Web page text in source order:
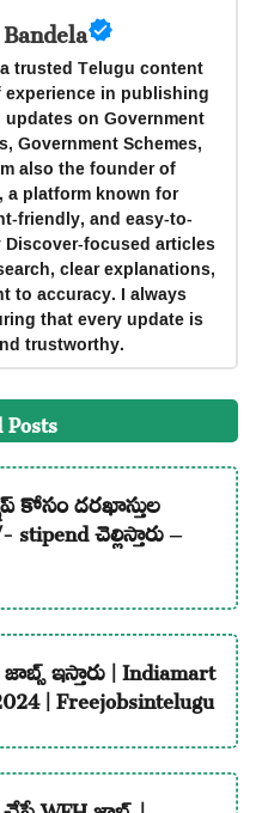
trusted Telugu content
in publishing
on Government
Government Schemes,
also the founder of
a platform known for
friendly, and easy-to-
focused articles
clear explanations,
to accuracy. I always
that every update is
trustworthy.
కోసం దరఖాస్తుల
చెల్లిస్తారు –
ఇస్తారు | Indiamart
| Freejobsintelugu